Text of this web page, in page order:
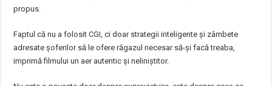
propus.
Faptul că nu a folosit CGI, ci doar strategii inteligente și zâmbete
adresate șoferilor să le ofere răgazul necesar să-și facă treaba,
imprimă filmului un aer autentic și neliniștitor.